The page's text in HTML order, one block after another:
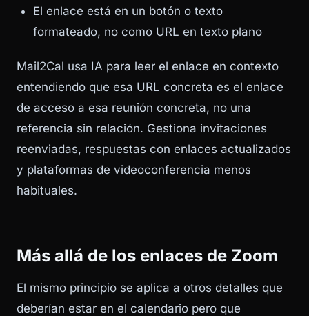
El enlace está en un botón o texto
formateado, no como URL en texto plano
Mail2Cal usa IA para leer el enlace en contexto
entendiendo que esa URL concreta es el enlace
de acceso a esa reunión concreta, no una
referencia sin relación. Gestiona invitaciones
reenviadas, respuestas con enlaces actualizados
y plataformas de videoconferencia menos
habituales.
Más allá de los enlaces de Zoom
El mismo principio se aplica a otros detalles que
deberían estar en el calendario pero que